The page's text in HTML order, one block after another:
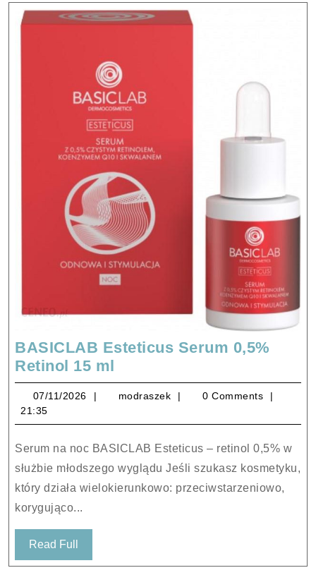
BASICLAB Esteticus Serum 0,5%
Retinol 15 ml
Esteticus
Serum
0,5%
15
ml
07/11/2026 07/11/2026
modraszek modraszek
0 Comments
21:35
Serum na noc BASICLAB Esteticus – retinol 0,5% w
służbie młodszego wyglądu Jeśli szukasz kosmetyku,
który działa wielokierunkowo: przeciwstarzeniowo,
korygująco...
Read Full
Full